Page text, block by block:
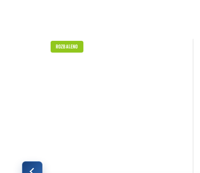
ROZBALENO